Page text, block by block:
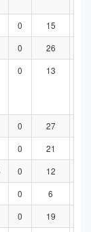
0 15
0 26
0 13
0 27
0 21
0 12
0 6
0 19